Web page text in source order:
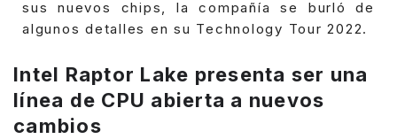
sus nuevos chips, la compañía se burló de
algunos detalles en su Technology Tour 2022.
Intel Raptor Lake presenta ser una
línea de CPU abierta a nuevos
cambios